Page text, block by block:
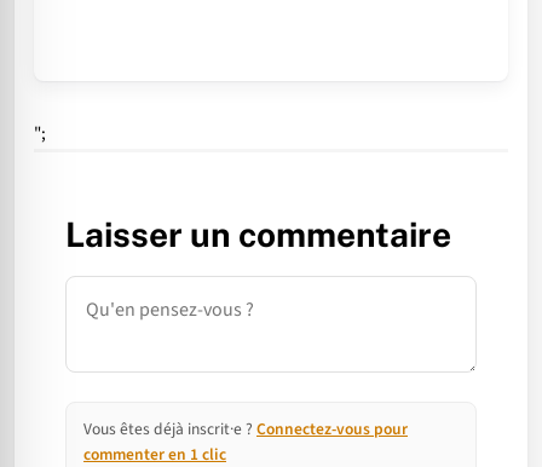
";
Laisser un commentaire
Commentaire
Vous êtes déjà inscrit·e ? Connectez-vous pour
commenter en 1 clic